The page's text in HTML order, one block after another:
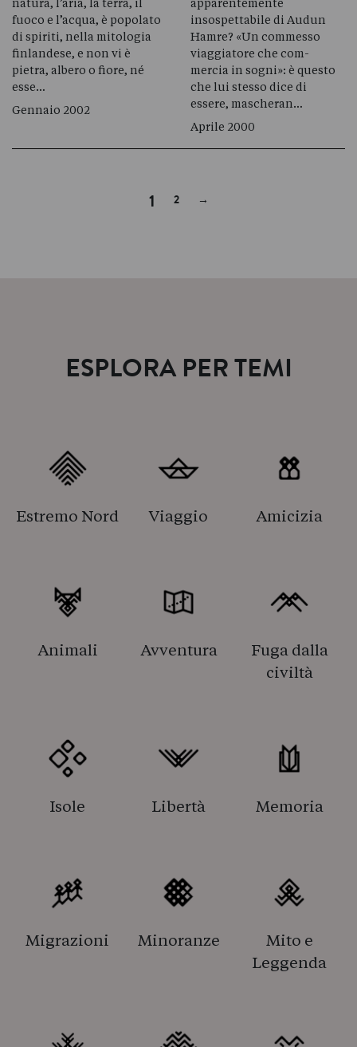
natura, l’aria, la terra, il
fuoco e l’acqua, è popolato
di spiriti, nella mitologia
finlandese, e non vi è
pietra, albero o fiore, né
esse…
Gennaio 2002
apparentemente
insospettabile di Audun
Hamre? «Un commesso
viaggiatore che com-
mercia in sogni»: è questo
che lui stesso dice di
essere, mascheran…
Aprile 2000
1 2 →
ESPLORA PER TEMI
Estremo Nord Viaggio Amicizia
Animali Avventura
Fuga dalla
civiltà
Isole Libertà Memoria
Migrazioni Minoranze
Mito e
Leggenda